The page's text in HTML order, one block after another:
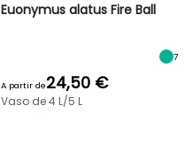
Euonymus alatus Fire Ball
7
A partir de24,50 €
Vaso de 4 L/5 L